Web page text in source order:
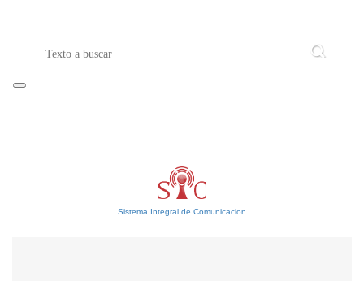
Sistema Integral de Comunicacion